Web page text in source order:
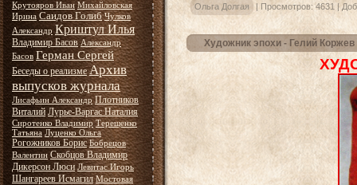
Крутояров Иван Михайловская
Ирина Саидов Голиб Чулков
Александр Криштул Илья
Владимир Басов Александр
Басов Герман Сергей
Беседы о реализме Архив
выпусков журнала
Лисафьин Александр Плотников
Виталий Лурье-Варгас Наталия
Сиротенко Владимир Терещенко
Татьяна Луценко Ольга
Рогожников Борис Бобрецов
Валентин Скобцов Владимир
Дикерсон Люси Левитас Игорь
Шангареев Исмагил Мостовая
Ольга Долгая | Просмотров: 4631 |
Художник эпохи - Гелий Коржев